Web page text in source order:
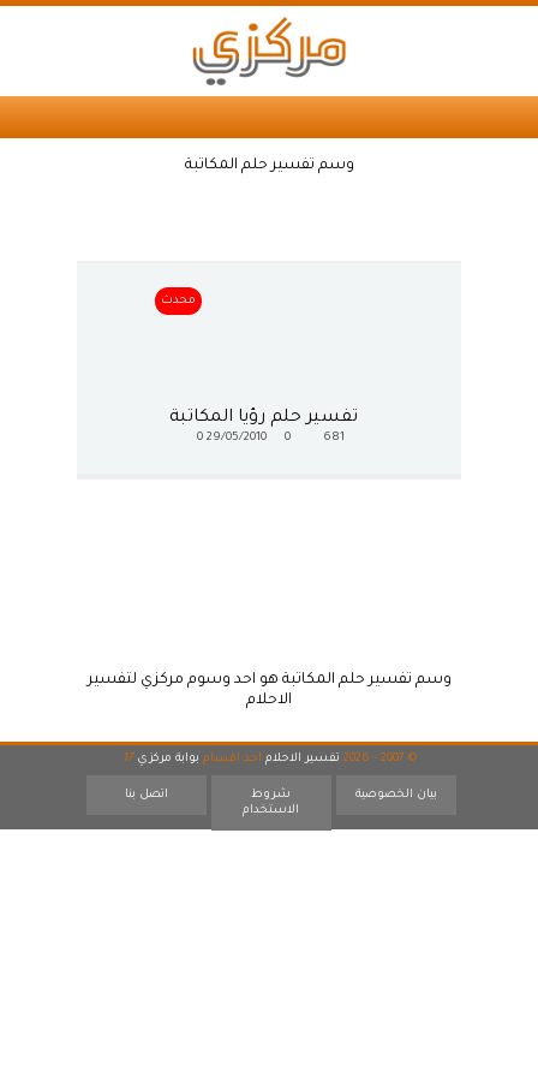
وسم تفسير حلم المكاتبة
محدث
تفسير حلم رؤيا المكاتبة
681
0
29/05/2010
0
وسم تفسير حلم المكاتبة هو احد وسوم مركزي لتفسير
الاحلام
© 2007 - 2026 تفسير الاحلام احد اقسام بوابة مركزي 17
بيان الخصوصية
شروط
الاستخدام
اتصل بنا